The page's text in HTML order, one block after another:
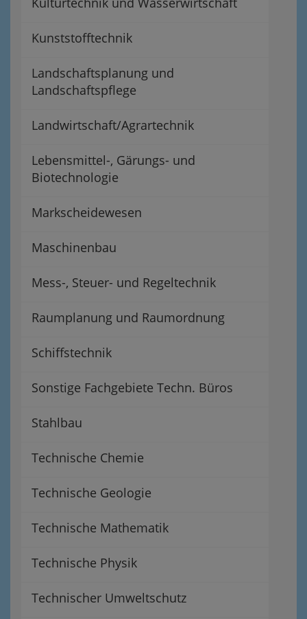
Kunststofftechnik
Landschaftsplanung und
Landschaftspflege
Landwirtschaft/Agrartechnik
Lebensmittel-, Gärungs- und
Biotechnologie
Markscheidewesen
Maschinenbau
Mess-, Steuer- und Regeltechnik
Raumplanung und Raumordnung
Schiffstechnik
Sonstige Fachgebiete Techn. Büros
Stahlbau
Technische Chemie
Technische Geologie
Technische Mathematik
Technische Physik
Technischer Umweltschutz